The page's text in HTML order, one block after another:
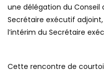
une délégation du Conseil
Secrétaire exécutif adjoint,
l’intérim du Secrétaire
Cette rencontre de